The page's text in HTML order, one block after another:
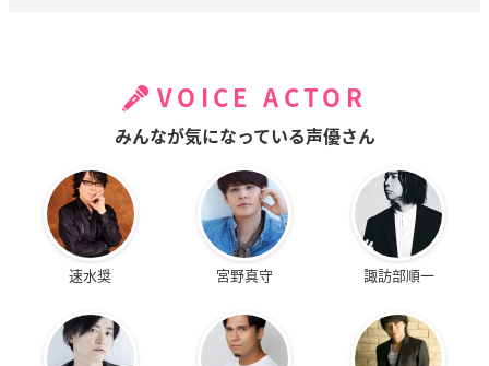
VOICE ACTOR
みんなが気になっている声優さん
速水奨 宮野真守 諏訪部順一